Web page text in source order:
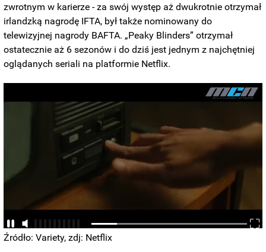
zwrotnym w karierze - za swój występ aż dwukrotnie otrzymał
irlandzką nagrodę IFTA, był także nominowany do
telewizyjnej nagrody BAFTA. „Peaky Blinders” otrzymał
ostatecznie aż 6 sezonów i do dziś jest jednym z najchętniej
oglądanych seriali na platformie Netflix.
Źródło: Variety, zdj: Netflix